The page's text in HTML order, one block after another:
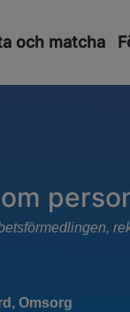
och matcha
Omsorg